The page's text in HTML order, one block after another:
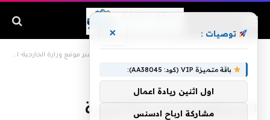
الاستعلام عن التأشيرة السعودية برقم الجواز عبر موقع وزارة الخارجية- الشروط والخطوات
الاستعلام عن التأشيرة
توصيات : ×
باقة متميزة VIP (كود: AA38045):
اول اثنين ريادة اعمال
مشاركة ارباح ادسنس